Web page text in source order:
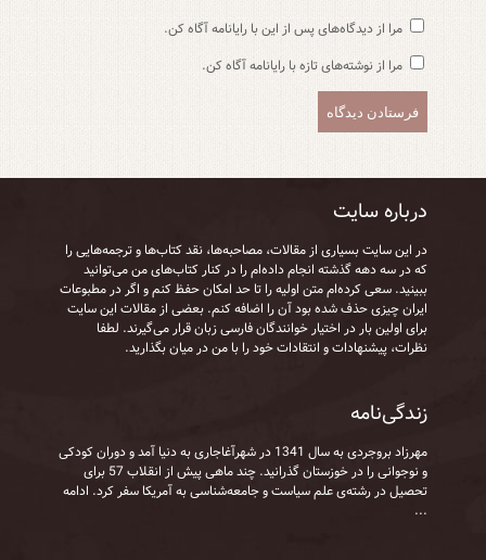
مرا از دیدگاه‌های پس از این با رایانامه آگاه کن.
مرا از نوشته‌های تازه با رایانامه آگاه کن.
درباره سایت
در این سایت بسیاری از مقالات، مصاحبه‌ها، نقد کتاب‌ها و ترجمه‌هایی را
که در سه دهه گذشته انجام داده‌ام را در کنار کتاب‌های من می‌توانید
ببینید. سعی کرده‌ام متن اولیه را تا حد امکان حفظ کنم و اگر در مطبوعات
ایران چیزی حذف شده بود آن را اضافه کنم. بعضی از مقالات این سایت
برای اولین بار در اختیار خوانندگان فارسی زبان قرار می‌گیرند. لطفا
نظرات، پیشنهادات و انتقادات خود را با من در میان بگذارید.
زندگی‌نامه
مهرزاد بروجردی به‌ سال 1341 در شهرآغاجاری به‌ دنیا آمد و دوران کودکی
و نوجوانی را در خوزستان گذرانید. چند ماهی پیش از انقلاب 57 برای
تحصیل در رشته‌ی علم سیاست و جامعه‌شناسی به آمریکا سفر کرد. ادامه
...